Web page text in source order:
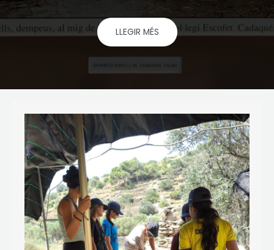
LLEGIR MÉS